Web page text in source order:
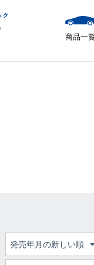
商品一
発売年月の新しい順